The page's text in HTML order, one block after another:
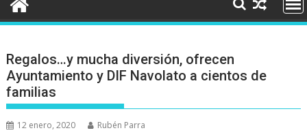
Regalos…y mucha diversión, ofrecen
Ayuntamiento y DIF Navolato a cientos de
familias
12 enero, 2020 Rubén Parra